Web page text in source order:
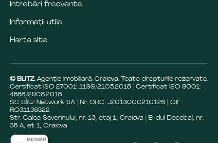
Întrebări frecvente
Informații utile
Harta site
© BLITZ. Agenție Imobiliară Craiova. Toate drepturile rezervate.
Certificat ISO 27001: 1199/21.05.2018 | Certificat ISO 9001:
4888/29.08.2018
SC Blitz Network SA | Nr. ORC: J2013000210126 | CIF:
RO31138322
Str. Calea Severinului, nr. 13, etaj 1, Craiova | B-dul Decebal, nr.
38 A, et 1, Craiova